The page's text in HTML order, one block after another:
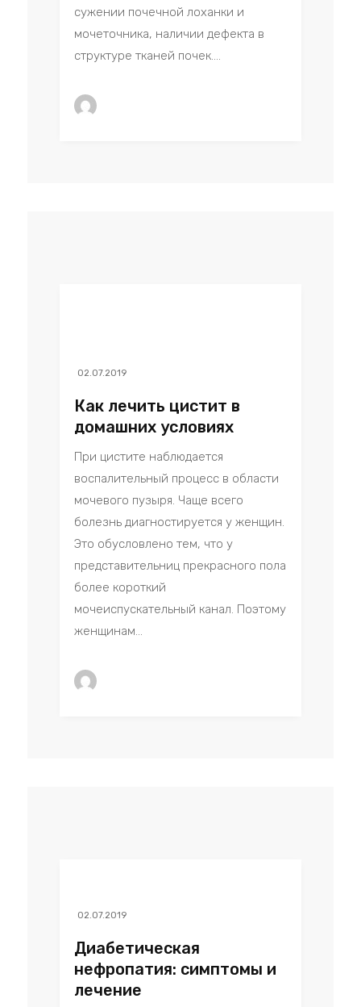
сужении почечной лоханки и
мочеточника, наличии дефекта в
структуре тканей почек....
02.07.2019
Как лечить цистит в
домашних условиях
При цистите наблюдается
воспалительный процесс в области
мочевого пузыря. Чаще всего
болезнь диагностируется у женщин.
Это обусловлено тем, что у
представительниц прекрасного пола
более короткий
мочеиспускательный канал. Поэтому
женщинам...
02.07.2019
Диабетическая
нефропатия: симптомы и
лечение